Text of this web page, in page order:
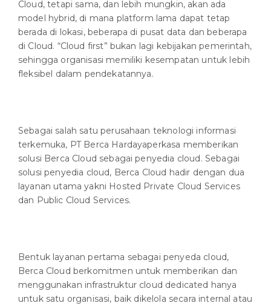
Cloud, tetapi sama, dan lebih mungkin, akan ada
model hybrid, di mana platform lama dapat tetap
berada di lokasi, beberapa di pusat data dan beberapa
di Cloud. “Cloud first” bukan lagi kebijakan pemerintah,
sehingga organisasi memiliki kesempatan untuk lebih
fleksibel dalam pendekatannya.
Sebagai salah satu perusahaan teknologi informasi
terkemuka, PT Berca Hardayaperkasa memberikan
solusi Berca Cloud sebagai penyedia cloud. Sebagai
solusi penyedia cloud, Berca Cloud hadir dengan dua
layanan utama yakni Hosted Private Cloud Services
dan Public Cloud Services.
Bentuk layanan pertama sebagai penyeda cloud,
Berca Cloud berkomitmen untuk memberikan dan
menggunakan infrastruktur cloud dedicated hanya
untuk satu organisasi, baik dikelola secara internal atau